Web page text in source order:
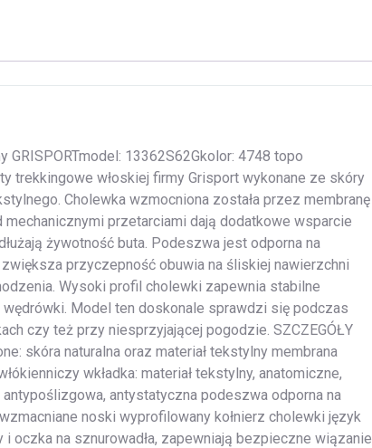
13362S62Gkolor: 4748 topo
trekkingowe włoskiej firmy Grisport wykonane ze skóry
Cholewka wzmocniona została przez membranę
mechanicznymi przetarciami dają dodatkowe wsparcie
żywotność buta. Podeszwa jest odporna na
przyczepność obuwia na śliskiej nawierzchni
Wysoki profil cholewki zapewnia stabilne
Model ten doskonale sprawdzi się podczas
czy też przy niesprzyjającej pogodzie. SZCZEGÓŁY
skóra naturalna oraz materiał tekstylny membrana
wkładka: materiał tekstylny, anatomiczne,
antystatyczna podeszwa odporna na
noski wyprofilowany kołnierz cholewki język
na sznurowadła, zapewniają bezpieczne wiązanie